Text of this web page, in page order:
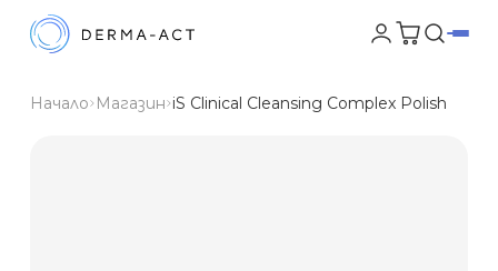
Начало Магазин iS Clinical Cleansing Complex Polish